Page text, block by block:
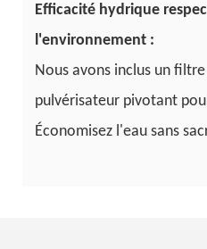
Efficacité hydrique
l'environnement :
Nous avons inclus un
pulvérisateur pivotant
Économisez l'eau sans